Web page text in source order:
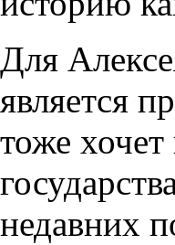
Для
является
тоже хочет
недавних